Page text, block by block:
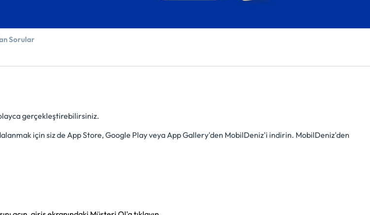
Sorular
gerçekleştirebilirsiniz.
için siz de App Store, Google Play veya App Gallery'den MobilDeniz'i indirin. MobilDeniz'den